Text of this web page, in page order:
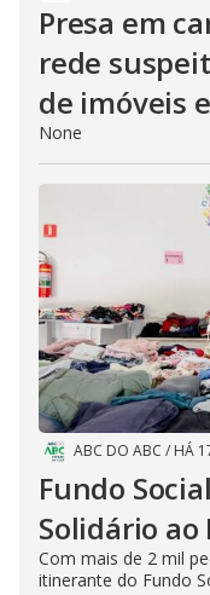
Presa em
rede
de imóveis
None
ABC DO ABC / HÁ
Fundo
Solidário ao
Com mais de 2 mil
itinerante do Fundo